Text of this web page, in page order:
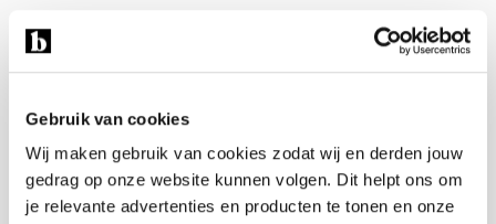
Gebruik van cookies
Wij maken gebruik van cookies zodat wij en derden jouw
gedrag op onze website kunnen volgen. Dit helpt ons om
je relevante advertenties en producten te tonen en onze
Bewaaradvies
mee om de brownies eerst in de koelkast te bewaren
voor stevige brownies en op kamertemperatuur voor
zachte brownies.